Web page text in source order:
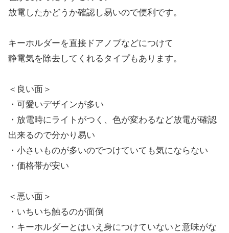
放電したかどうか確認し易いので便利です。
キーホルダーを直接ドアノブなどにつけて
静電気を除去してくれるタイプもあります。
＜良い面＞
・可愛いデザインが多い
・放電時にライトがつく、色が変わるなど放電が確認
出来るので分かり易い
・小さいものが多いのでつけていても気にならない
・価格帯が安い
＜悪い面＞
・いちいち触るのが面倒
・キーホルダーとはいえ身につけていないと意味がな